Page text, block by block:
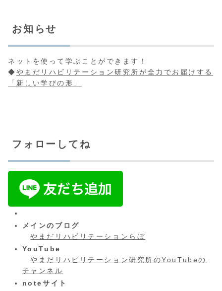
お知らせ
ネットを使って学ぶことができます！
◆やまだリハビリテーション研究所が全力でお届けする
「新しい学びの形」
フォローしてね
メインのブログ
やまだリハビリテーションらぼ
YouTube
やまだリハビリテーション研究所のYouTubeの
チャンネル
noteサイト